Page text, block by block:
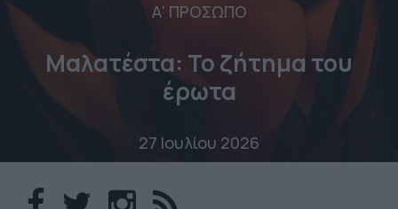
Α' ΠΡΟΣΩΠΟ
Μαλατέστα: Το ζήτημα του
έρωτα
27 Ιουλίου 2026